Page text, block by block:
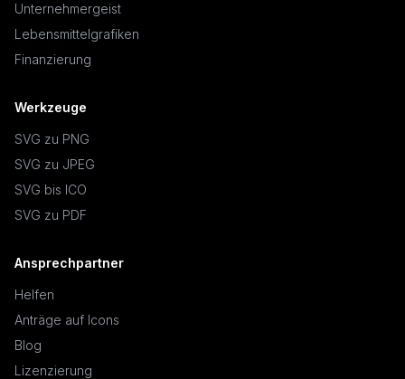
Unternehmergeist
Lebensmittelgrafiken
Finanzierung
Werkzeuge
SVG zu PNG
SVG zu JPEG
SVG bis ICO
SVG zu PDF
Ansprechpartner
Helfen
Anträge auf Icons
Blog
Lizenzierung